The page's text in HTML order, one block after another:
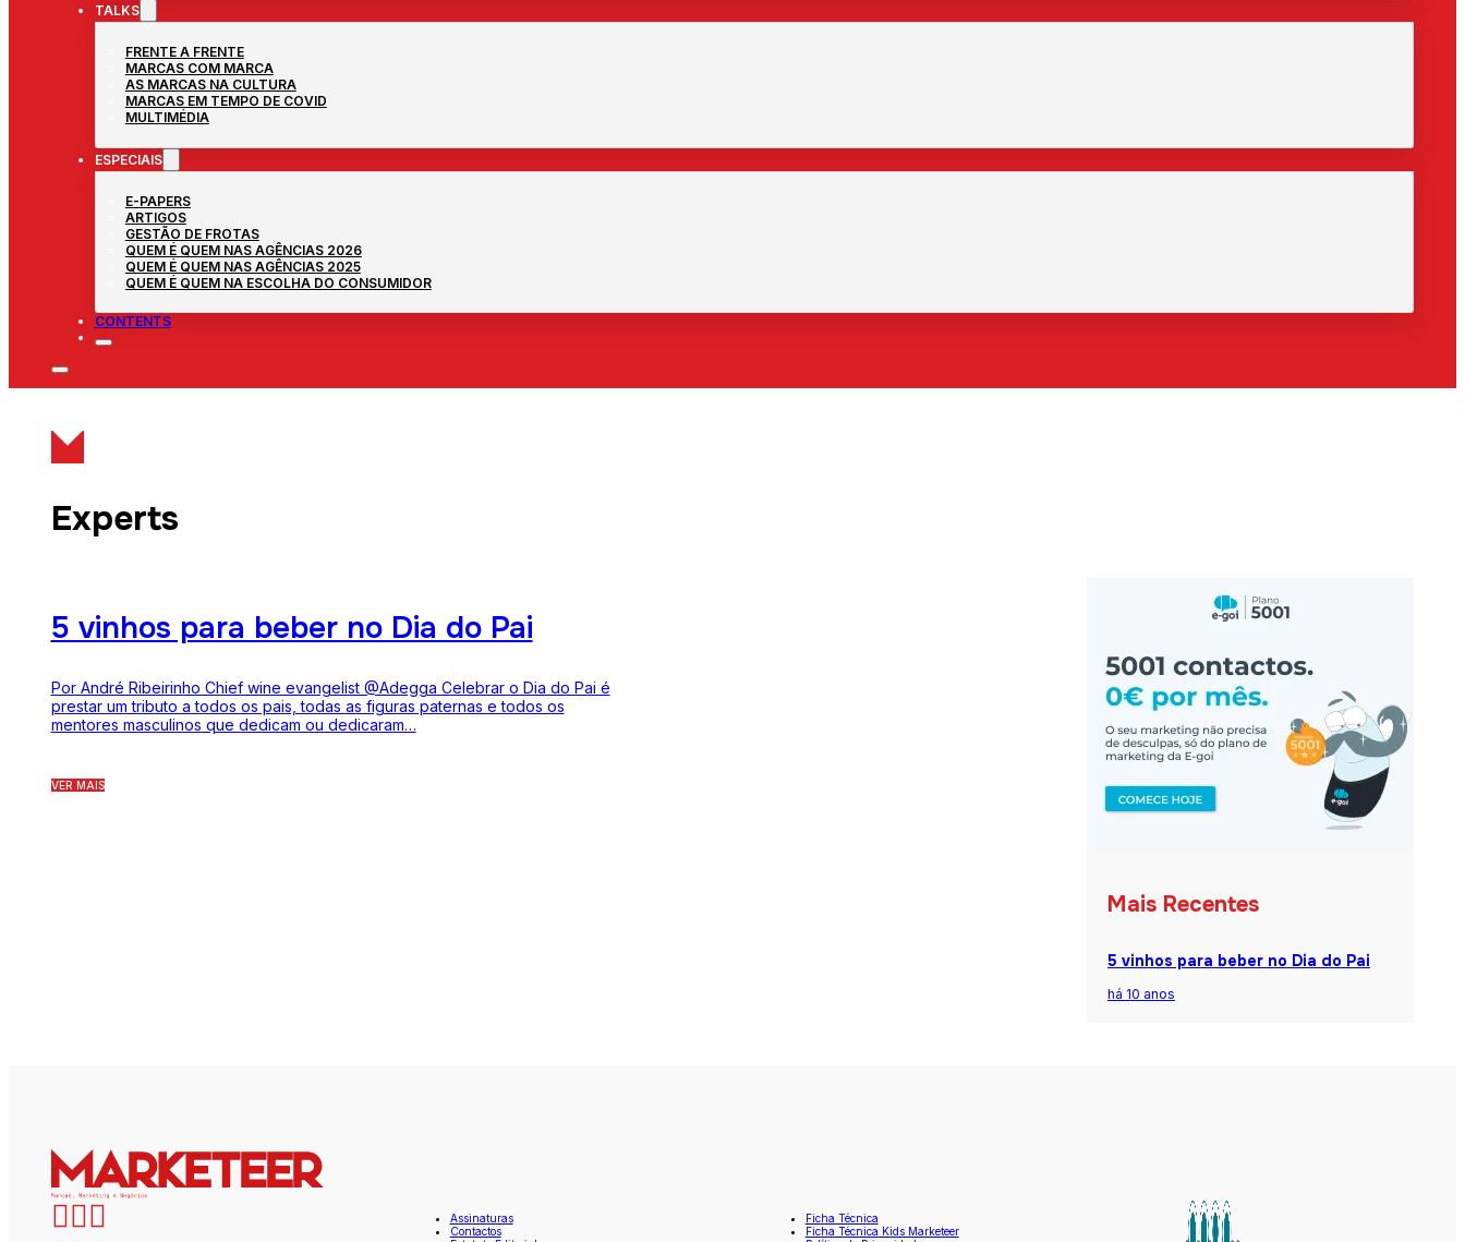
TALKS
FRENTE A FRENTE
MARCAS COM MARCA
AS MARCAS NA CULTURA
MARCAS EM TEMPO DE COVID
MULTIMÉDIA
ESPECIAIS
E-PAPERS
ARTIGOS
GESTÃO DE FROTAS
QUEM É QUEM NAS AGÊNCIAS 2026
QUEM É QUEM NAS AGÊNCIAS 2025
QUEM É QUEM NA ESCOLHA DO CONSUMIDOR
CONTENTS
Experts
5 vinhos para beber no Dia do Pai
Por André Ribeirinho Chief wine evangelist @Adegga Celebrar o Dia do Pai é
prestar um tributo a todos os pais, todas as figuras paternas e todos os
mentores masculinos que dedicam ou dedicaram…
VER MAIS
Mais Recentes
5 vinhos para beber no Dia do Pai
há 10 anos
Assinaturas
Contactos
Ficha Técnica
Ficha Técnica Kids Marketeer